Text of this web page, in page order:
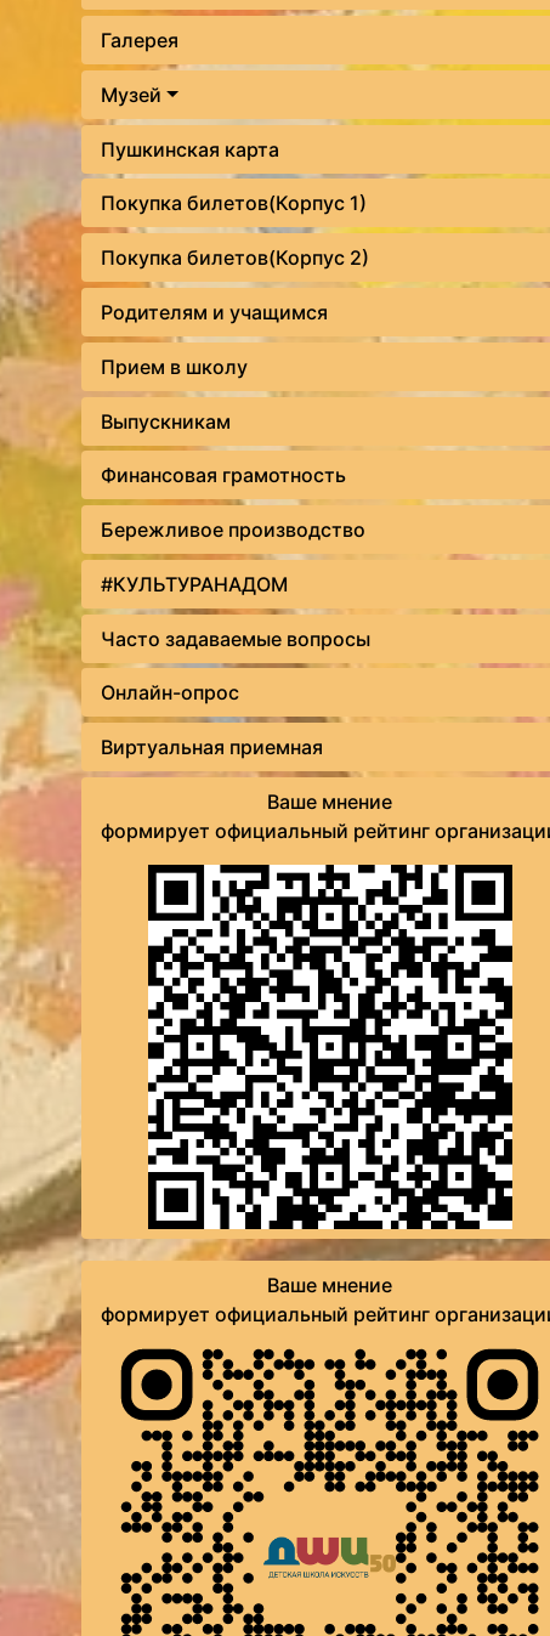
Галерея
Музей
Пушкинская карта
Покупка билетов(Корпус 1)
Покупка билетов(Корпус 2)
Родителям и учащимся
Прием в школу
Выпускникам
Финансовая грамотность
Бережливое производство
#КУЛЬТУРАНАДОМ
Часто задаваемые вопросы
Онлайн-опрос
Виртуальная приемная
Ваше мнение
формирует официальный рейтинг
Ваше мнение
формирует официальный рейтинг